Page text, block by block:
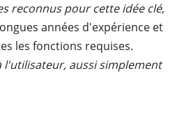
reconnus pour cette idée clé,
années d'expérience et
les fonctions requises.
aussi simplement